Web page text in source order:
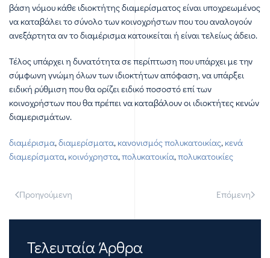
βάση νόμου κάθε ιδιοκτήτης διαμερίσματος είναι υποχρεωμένος
να καταβάλει το σύνολο των κοινοχρήστων που του αναλογούν
ανεξάρτητα αν το διαμέρισμα κατοικείται ή είναι τελείως άδειο.
Τέλος υπάρχει η δυνατότητα σε περίπτωση που υπάρχει με την
σύμφωνη γνώμη όλων των ιδιοκτήτων απόφαση, να υπάρξει
ειδική ρύθμιση που θα ορίζει ειδικό ποσοστό επί των
κοινοχρήστων που θα πρέπει να καταβάλουν οι ιδιοκτήτες κενών
διαμερισμάτων.
διαμέρισμα,διαμερίσματα, κανονισμός πολυκατοικίας, κενά
διαμερίσματα, κοινόχρηστα,πολυκατοικία,πολυκατοικίες
Προηγούμενη Επόμενη
Τελευταία Άρθρα